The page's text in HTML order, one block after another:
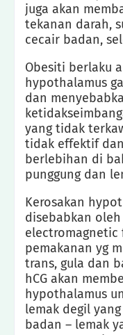
juga akan
tekanan darah,
cecair badan,
Obesiti berlaku
hypothalamus
dan
yang tidak
tidak effektif
berlebihan di
punggung dan
Kerosakan
disebabkan
pemakanan yg
trans, gula dan
hCG akan
hypothalamus
lemak degil
badan – lemak